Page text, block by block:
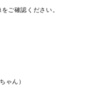
ご確認ください。
ゃん）